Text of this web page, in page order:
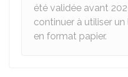
été validée avant
continuer à utiliser
en format papier.